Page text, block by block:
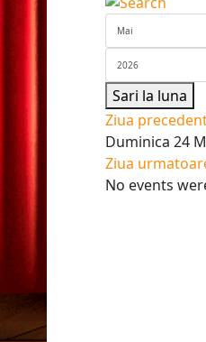
Sari la luna
Ziua
Duminica 24
Ziua
No events